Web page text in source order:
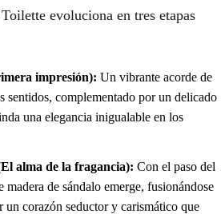
evoluciona en tres etapas
impresión): Un vibrante acorde de
sentidos, complementado por un delicado
una elegancia inigualable en los
alma de la fragancia): Con el paso del
de sándalo emerge, fusionándose
un corazón seductor y carismático que